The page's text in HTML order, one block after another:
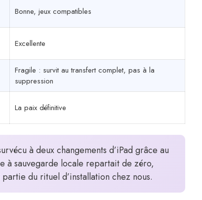
Bonne, jeux compatibles
Excellente
Fragile : survit au transfert complet, pas à la
suppression
La paix définitive
à deux changements d’iPad grâce au
à sauvegarde locale repartait de zéro,
du rituel d’installation chez nous.